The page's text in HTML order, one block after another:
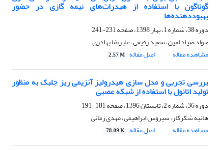
گوناگون با استفاده از هیدرات‌های نیمه گازی در حضور
بهبوددهنده‌ها
دوره 38، شماره 1، بهار 1398، صفحه
231-241
جواد صیاد امین، سعید رفیعی، علیرضا بهادری
مشاهده مقاله
اصل مقاله 2.57 M
بررسی تجربی و مدل سازی هیدرولیز آنزیمی ریز جلبک به منظور
تولید اتانول با استفاده از شبکه عصبی
دوره 36، شماره 2، تابستان 1396، صفحه
181-191
هانیه شکرکار، سیروس ابراهیمی، مهدی زمانی
مشاهده مقاله
اصل مقاله 78.09 K